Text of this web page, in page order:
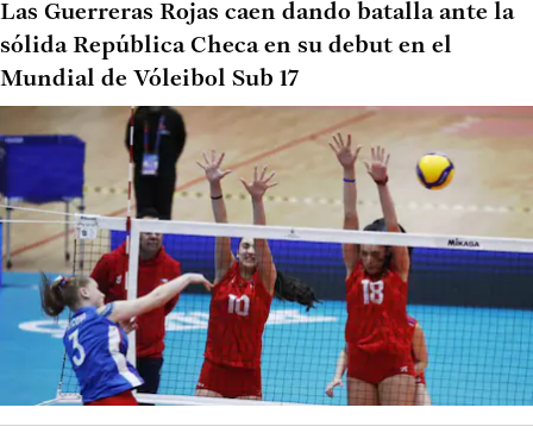
Las Guerreras Rojas caen dando batalla ante la
sólida República Checa en su debut en el
Mundial de Vóleibol Sub 17